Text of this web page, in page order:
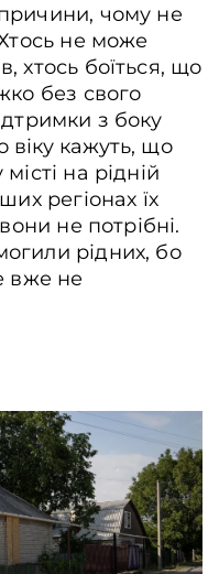
чому не
не може
хтось боїться, що
без свого
з боку
кажуть, що
на рідній
регіонах їх
не потрібні.
рідних, бо
вже не